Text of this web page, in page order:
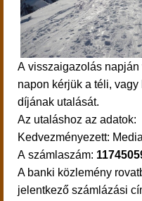
A visszaigazolás
napon kérjük a téli,
díjának utalását.
Az utaláshoz az adatok:
Kedvezményezett:
A számlaszám:
A banki közlemény
jelentkező számlázási